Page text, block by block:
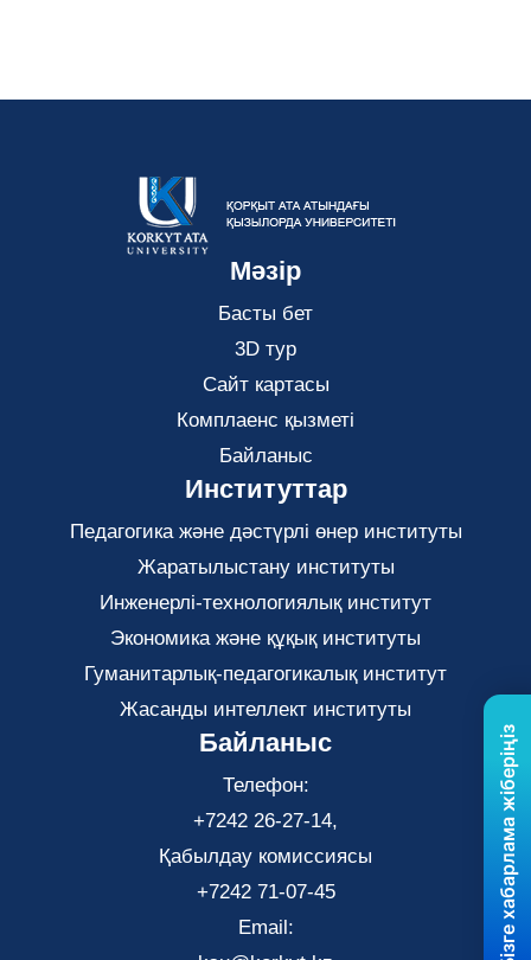
Мәзір
Басты бет
3D тур
Сайт картасы
Комплаенс қызметі
Байланыс
Институттар
Педагогика және дәстүрлі өнер институты
Жаратылыстану институты
Инженерлі-технологиялық институт
Экономика және құқық институты
Гуманитарлық-педагогикалық институт
Жасанды интеллект институты
Байланыс
Телефон:
+7242 26-27-14,
Қабылдау комиссиясы
+7242 71-07-45
Email:
Бізге хабарлама жіберіңіз